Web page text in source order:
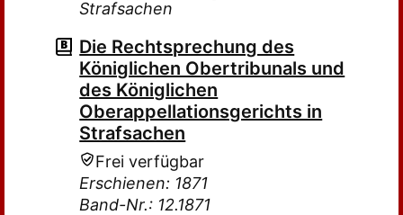
Strafsachen
Die Rechtsprechung des
Königlichen Obertribunals und
des Königlichen
Oberappellationsgerichts in
Strafsachen
Frei verfügbar
Erschienen: 1871
Band-Nr.: 12.1871